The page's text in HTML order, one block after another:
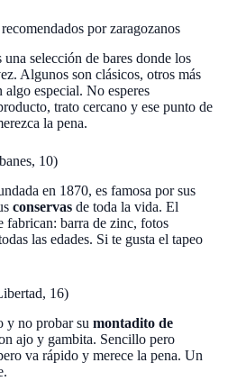
por zaragozanos
selección de bares donde los
Algunos son clásicos, otros más
especial. No esperes
trato cercano y ese punto de
la pena.
10)
en 1870, es famosa por sus
conservas de toda la vida. El
fabrican: barra de zinc, fotos
las edades. Si te gusta el tapeo
16)
y no probar su montadito de
ajo y gambita. Sencillo pero
va rápido y merece la pena. Un